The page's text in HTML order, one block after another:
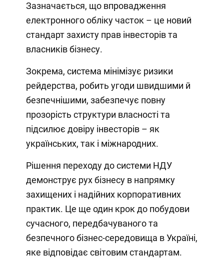
Зазначається, що впровадження
електронного обліку часток – це новий
стандарт захисту прав інвесторів та
власників бізнесу.
Зокрема, система мінімізує ризики
рейдерства, робить угоди швидшими й
безпечнішими, забезпечує повну
прозорість структури власності та
підсилює довіру інвесторів – як
українських, так і міжнародних.
Рішення переходу до системи НДУ
демонструє рух бізнесу в напрямку
захищених і надійних корпоративних
практик. Це ще один крок до побудови
сучасного, передбачуваного та
безпечного бізнес-середовища в Україні,
яке відповідає світовим стандартам.